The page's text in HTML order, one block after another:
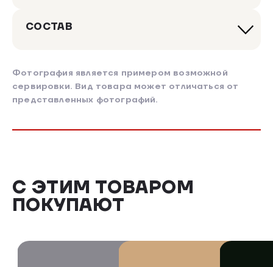
СОСТАВ
Фотография является примером возможной
сервировки. Вид товара может отличаться от
представленных фотографий.
С ЭТИМ ТОВАРОМ
ПОКУПАЮТ